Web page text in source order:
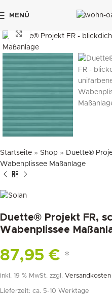
MENÜ
klicken um zu
Startseite » Shop » Duette®
Wabenplissee Maßanlage
Duette® Projekt FR,
Wabenplissee
87,95 € *
inkl. 19 % MwSt. zzgl. Versandkosten
Lieferzeit: ca. 5-10 Werktage